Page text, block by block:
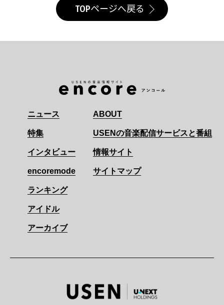
TOPページへ戻る
ニュース
特集
インタビュー
encoremode
ランキング
アイドル
アーカイブ
ABOUT
USENの音楽配信サービスと番組
情報サイト
サイトマップ